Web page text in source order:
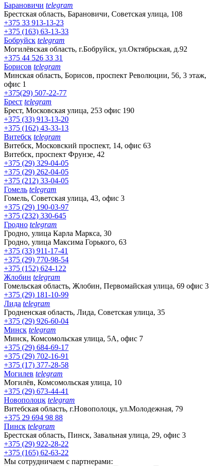
Барановичи telegram
Брестская область, Барановичи, Советская улица, 108
+375 33 913-13-23
+375 (163) 63-13-33
Бобруйск telegram
Могилёвская область, г.Бобруйск, ул.Октябрьская, д.92
+375 44 526 33 31
Борисов telegram
Минская область, Борисов, проспект Революции, 56, 3 этаж,
офис 1
+375(29) 507-22-77
Брест telegram
Брест, Московская улица, 253 офис 190
+375 (33) 913-13-20
+375 (162) 43-33-13
Витебск telegram
Витебск, Московский проспект, 14, офис 63
Витебск, проспект Фрунзе, 42
+375 (29) 329-04-05
+375 (29) 262-04-05
+375 (212) 33-04-05
Гомель telegram
Гомель, Советская улица, 43, офис 3
+375 (29) 190-03-97
+375 (232) 330-645
Гродно telegram
Гродно, улица Карла Маркса, 30
Гродно, улица Максима Горького, 63
+375 (33) 911-17-41
+375 (29) 770-98-54
+375 (152) 624-122
Жлобин telegram
Гомельская область, Жлобин, Первомайская улица, 69 офис 3
+375 (29) 181-10-99
Лида telegram
Гродненская область, Лида, Советская улица, 35
+375 (29) 926-60-04
Минск telegram
Минск, Комсомольская улица, 5А, офис 7
+375 (29) 684-69-17
+375 (29) 702-16-91
+375 (17) 377-28-58
Могилев telegram
Могилёв, Комсомольская улица, 10
+375 (29) 673-44-41
Новополоцк telegram
Витебская область, г.Новополоцк, ул.Молодежная, 79
+375 29 694 98 88
Пинск telegram
Брестская область, Пинск, Завальная улица, 29, офис 3
+375 (29) 922-28-22
+375 (165) 62-63-22
Мы сотрудничаем с партнерами: